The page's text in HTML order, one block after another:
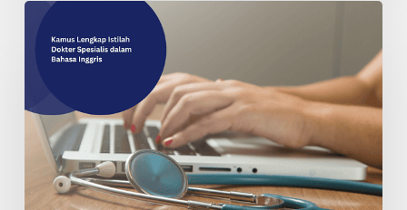
Kamus
Lengkap
Istilah
Dokter
Spesialis
dalam
Bahasa
Inggris